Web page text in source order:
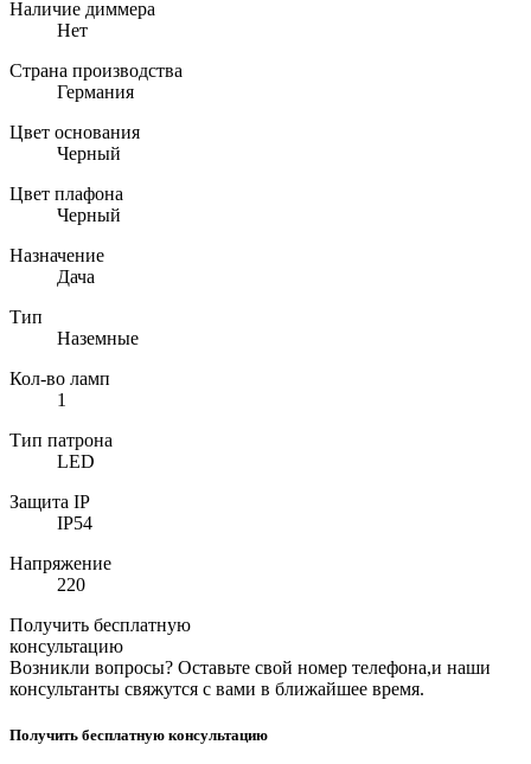
Наличие диммера
Нет
Страна производства
Германия
Цвет основания
Черный
Цвет плафона
Черный
Назначение
Дача
Тип
Наземные
Кол-во ламп
1
Тип патрона
LED
Защита IP
IP54
Напряжение
220
Получить бесплатную
консультацию
Возникли вопросы? Оставьте свой номер телефона,и наши
консультанты свяжутся с вами в ближайшее время.
Получить бесплатную консультацию